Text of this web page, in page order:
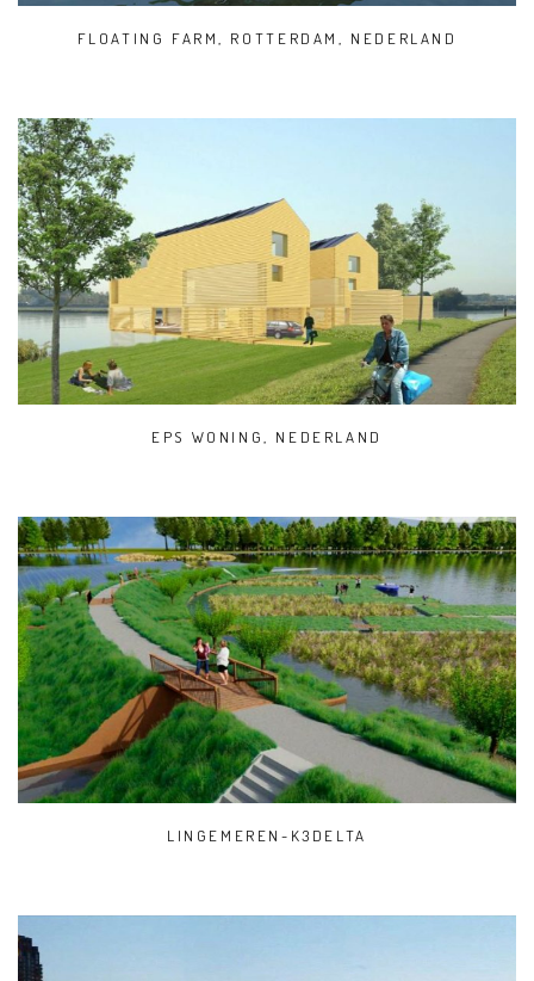
FLOATING FARM, ROTTERDAM, NEDERLAND
EPS WONING, NEDERLAND
LINGEMEREN-K3DELTA